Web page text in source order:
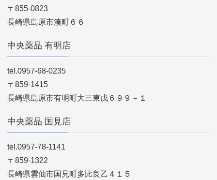
〒855-0823
長崎県島原市湊町６６
中央薬品 有明店
tel.0957-68-0235
〒859-1415
長崎県島原市有明町大三東戊６９９－１
中央薬品 国見店
tel.0957-78-1141
〒859-1322
長崎県雲仙市国見町多比良乙４１５